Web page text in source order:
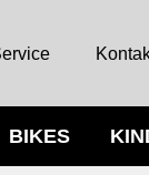
BIKES